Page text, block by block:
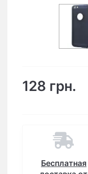
128 грн.
Бесплатная